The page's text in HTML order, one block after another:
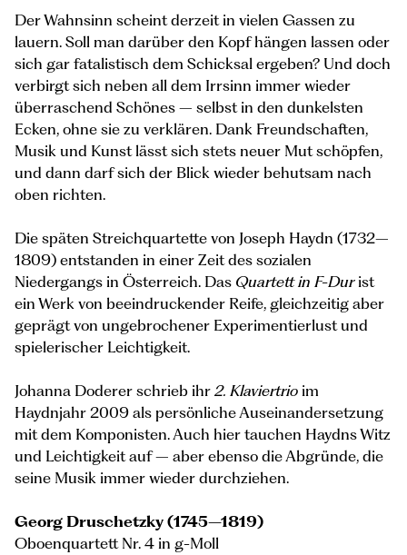
Der Wahnsinn scheint derzeit in vielen Gassen zu
lauern. Soll man darüber den Kopf hängen lassen oder
sich gar fatalistisch dem Schicksal ergeben? Und doch
verbirgt sich neben all dem Irrsinn immer wieder
überraschend Schönes – selbst in den dunkelsten
Ecken, ohne sie zu verklären. Dank Freundschaften,
Musik und Kunst lässt sich stets neuer Mut schöpfen,
und dann darf sich der Blick wieder behutsam nach
oben richten.
Die späten Streichquartette von Joseph Haydn (1732–
1809) entstanden in einer Zeit des sozialen
Niedergangs in Österreich. Das Quartett in F-Durist
ein Werk von beeindruckender Reife, gleichzeitig aber
geprägt von ungebrochener Experimentierlust und
spielerischer Leichtigkeit.
Johanna Doderer schrieb ihr 2. Klaviertrio im
Haydnjahr 2009 als persönliche Auseinandersetzung
mit dem Komponisten. Auch hier tauchen Haydns Witz
und Leichtigkeit auf – aber ebenso die Abgründe, die
seine Musik immer wieder durchziehen.
Georg Druschetzky (1745–1819)
Oboenquartett Nr. 4 in g-Moll